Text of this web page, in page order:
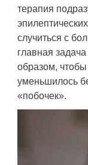
терапия
случиться с
главная
образом, чтобы
уменьшилось
«побочек».